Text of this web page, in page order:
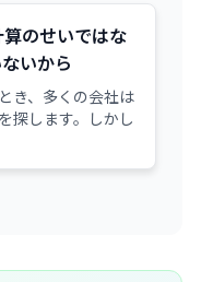
のせいではな
いから
き、多くの会社は
探します。しかし